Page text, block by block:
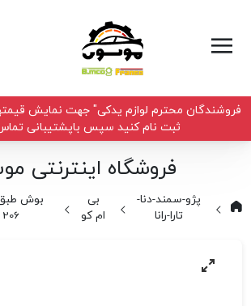
فروشندگان محترم لوازم یدکی" جهت نمایش
ثبت نام کنید سپس باپشتیبانی
فروشگاه اینترنتی
پژو-سمند-دنا-
تارا-رانا
بی
ام کو
بوش طبق
206 B.mco